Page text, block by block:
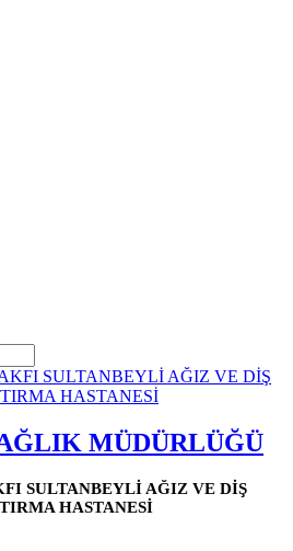
MÜDÜRLÜĞÜ
SULTANBEYLİ AĞIZ VE DİŞ
HASTANESİ